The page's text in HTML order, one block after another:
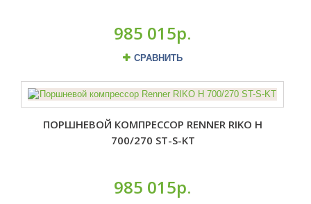
985 015р.
СРАВНИТЬ
ПОРШНЕВОЙ КОМПРЕССОР RENNER RIKO H
700/270 ST-S-KT
985 015р.